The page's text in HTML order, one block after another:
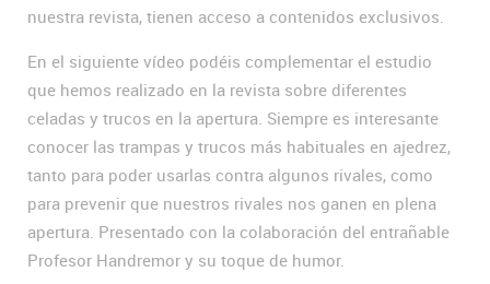
nuestra revista, tienen acceso a contenidos exclusivos.
En el siguiente vídeo podéis complementar el estudio
que hemos realizado en la revista sobre diferentes
celadas y trucos en la apertura. Siempre es interesante
conocer las trampas y trucos más habituales en ajedrez,
tanto para poder usarlas contra algunos rivales, como
para prevenir que nuestros rivales nos ganen en plena
apertura. Presentado con la colaboración del entrañable
Profesor Handremor y su toque de humor.